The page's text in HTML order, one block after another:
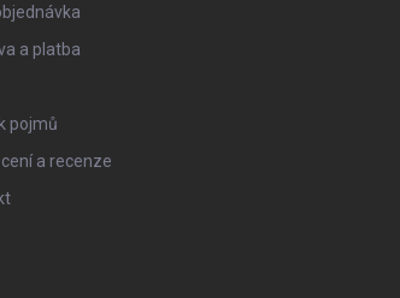
a platba
pojmů
a recenze